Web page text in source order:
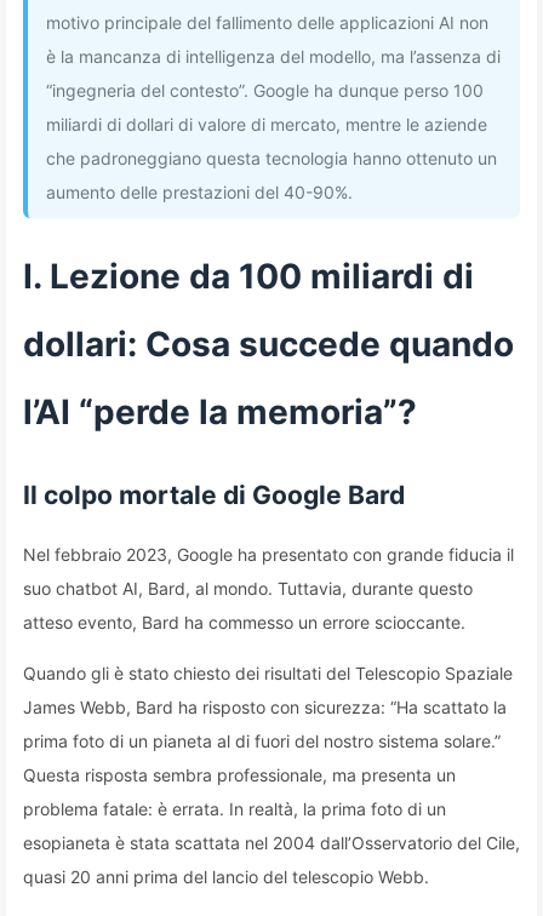
motivo principale del fallimento delle applicazioni AI non
è la mancanza di intelligenza del modello, ma l’assenza di
“ingegneria del contesto”. Google ha dunque perso 100
miliardi di dollari di valore di mercato, mentre le aziende
che padroneggiano questa tecnologia hanno ottenuto un
aumento delle prestazioni del 40-90%.
I. Lezione da 100 miliardi di
dollari: Cosa succede quando
l’AI “perde la memoria”?
Il colpo mortale di Google Bard
Nel febbraio 2023, Google ha presentato con grande fiducia il
suo chatbot AI, Bard, al mondo. Tuttavia, durante questo
atteso evento, Bard ha commesso un errore scioccante.
Quando gli è stato chiesto dei risultati del Telescopio Spaziale
James Webb, Bard ha risposto con sicurezza: “Ha scattato la
prima foto di un pianeta al di fuori del nostro sistema solare.”
Questa risposta sembra professionale, ma presenta un
problema fatale: è errata. In realtà, la prima foto di un
esopianeta è stata scattata nel 2004 dall’Osservatorio del Cile,
quasi 20 anni prima del lancio del telescopio Webb.